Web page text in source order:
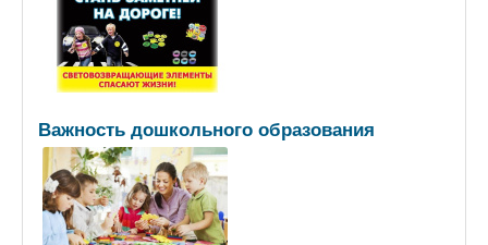
Важность дошкольного образования